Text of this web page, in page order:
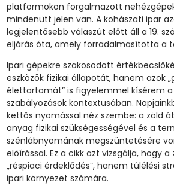
platformokon forgalmazott
mindenütt jelen van. A kohászati ipar
legjelentősebb válaszút előtt áll a 19.
eljárás óta, amely forradalmasította a
Ipari gépekre szakosodott
eszközök fizikai állapotát, hanem azok
élettartamát” is figyelemmel kísérem
szabályozások kontextusában.
kettős nyomással néz szembe: a zöld
anyag fizikai szükségességével és a
szénlábnyomának megszüntetésére
előírással. Ez a cikk azt vizsgálja, hogy
„réspiaci érdeklődés”, hanem túlélési
ipari környezet számára.